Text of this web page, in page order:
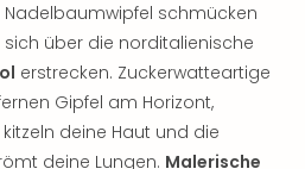
schmücken
sich über die norditalienische
erstrecken. Zuckerwatteartige
Gipfel am Horizont,
deine Haut und die
deine Lungen. Malerische